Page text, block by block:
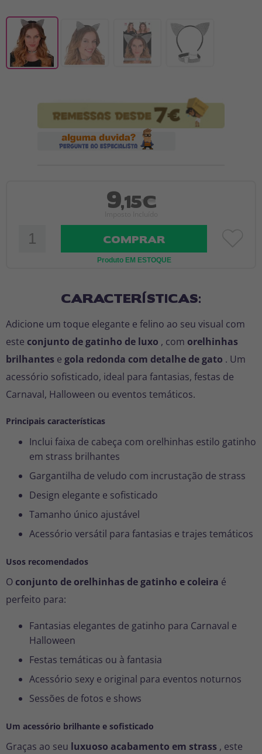
9,15€
COMPRAR
Produto EM ESTOQUE
CARACTERÍSTICAS:
Adicione um toque elegante e felino ao seu visual com
este conjunto de gatinho de luxo , com orelhinhas
brilhantes e gola redonda com detalhe de gato . Um
acessório sofisticado, ideal para fantasias, festas de
Carnaval, Halloween ou eventos temáticos.
Principais características
Inclui faixa de cabeça com orelhinhas estilo gatinho
em strass brilhantes
Gargantilha de veludo com incrustação de strass
Design elegante e sofisticado
Tamanho único ajustável
Acessório versátil para fantasias e trajes temáticos
Usos recomendados
O conjunto de orelhinhas de gatinho e coleira é
perfeito para:
Fantasias elegantes de gatinho para Carnaval e
Halloween
Festas temáticas ou à fantasia
Acessório sexy e original para eventos noturnos
Sessões de fotos e shows
Um acessório brilhante e sofisticado
Graças ao seu luxuoso acabamento em strass , este